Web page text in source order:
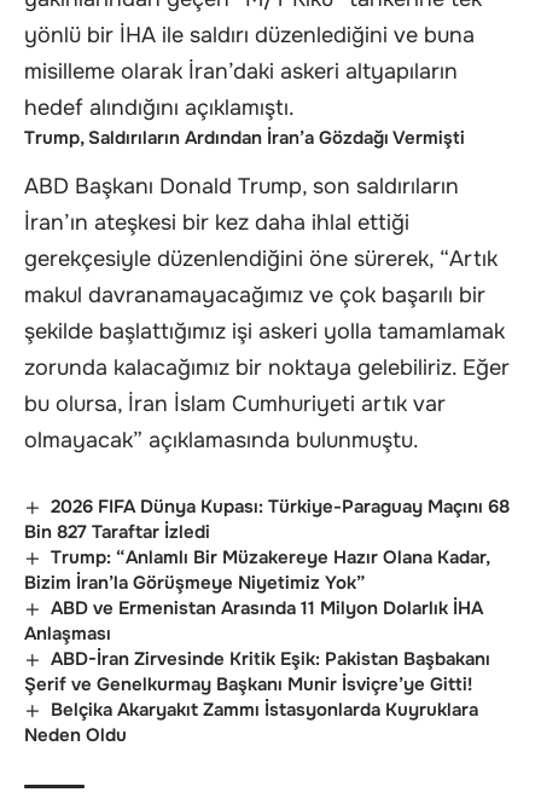
yönlü bir İHA ile saldırı düzenlediğini ve buna
misilleme olarak İran’daki askeri altyapıların
hedef alındığını açıklamıştı.
Trump, Saldırıların Ardından İran’a Gözdağı Vermişti
ABD Başkanı Donald Trump, son saldırıların
İran’ın ateşkesi bir kez daha ihlal ettiği
gerekçesiyle düzenlendiğini öne sürerek, “Artık
makul davranamayacağımız ve çok başarılı bir
şekilde başlattığımız işi askeri yolla tamamlamak
zorunda kalacağımız bir noktaya gelebiliriz. Eğer
bu olursa, İran İslam Cumhuriyeti artık var
olmayacak” açıklamasında bulunmuştu.
2026 FIFA Dünya Kupası: Türkiye-Paraguay Maçını 68
Bin 827 Taraftar İzledi
Trump: “Anlamlı Bir Müzakereye Hazır Olana Kadar,
Bizim İran’la Görüşmeye Niyetimiz Yok”
ABD ve Ermenistan Arasında 11 Milyon Dolarlık İHA
Anlaşması
ABD-İran Zirvesinde Kritik Eşik: Pakistan Başbakanı
Şerif ve Genelkurmay Başkanı Munir İsviçre’ye Gitti!
Belçika Akaryakıt Zammı İstasyonlarda Kuyruklara
Neden Oldu